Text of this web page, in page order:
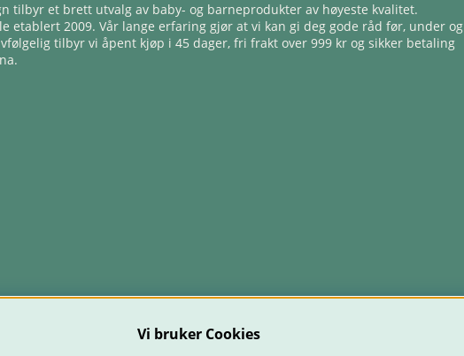
tilbyr et brett utvalg av baby- og barneprodukter av høyeste kvalitet.
etablert 2009. Vår lange erfaring gjør at vi kan gi deg gode råd før, under og
tilbyr vi åpent kjøp i 45 dager, fri frakt over 999 kr og sikker betaling
Vi bruker Cookies